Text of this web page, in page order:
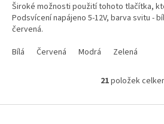
Široké možnosti použití tohoto tlačítka,
Podsvícení napájeno 5-12V, barva svitu -
červená.
Bílá
Červená Modrá Zelená
O
l
21položek